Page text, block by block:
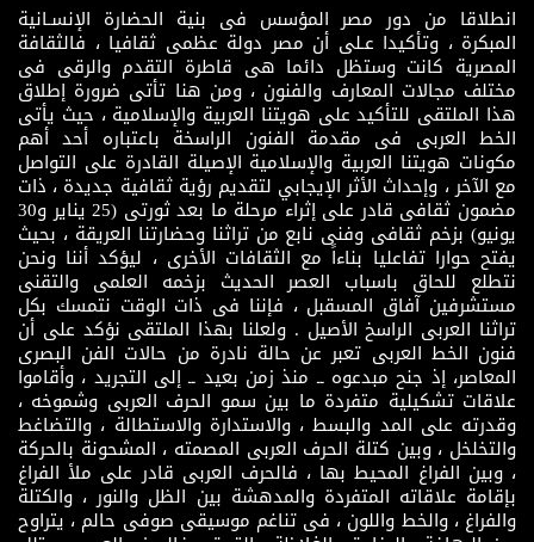
انطلاقا من دور مصر المؤسس فى بنية الحضارة الإنسـانية
المبكرة ، وتأكيدا عـلى أن مصر دولة عظمى ثقافيا ، فالثقافة
المصرية كانت وستظل دائما هى قاطرة التقدم والرقى فى
مختلف مجالات المعارف والفنون ، ومن هنا تأتى ضرورة إطلاق
هذا الملتقى للتأكيد على هويتنا العربية والإسلامية ، حيث يأتى
الخط العربى فى مقدمة الفنون الراسخة باعتباره أحد أهم
مكونات هويتنا العربية والإسلامية الإصيلة القادرة على التواصل
مع الآخر ، وإحداث الأثر الإيجابي لتقديم رؤية ثقافية جديدة ، ذات
مضمون ثقافى قادر على إثراء مرحلة ما بعد ثورتى (25 يناير و30
يونيو) بزخم ثقافى وفنى نابع من تراثنا وحضارتنا العريقة ، بحيث
يفتح حوارا تفاعليا بناءاً مع الثقافات الأخرى ، ليؤكد أننا ونحن
نتطلع للحاق باسباب العصر الحديث بزخمه العلمى والتقنى
مستشرفين آفاق المسقبل ، فإننا فى ذات الوقت نتمسك بكل
تراثنا العربى الراسخ الأصيل . ولعلنا بهذا الملتقى نؤكد على أن
فنون الخط العربى تعبر عن حالة نادرة من حالات الفن البصرى
المعاصر، إذ جنح مبدعوه ــ منذ زمن بعيد ــ إلى التجريد ، وأقاموا
علاقات تشكيلية متفردة ما بين سمو الحرف العربى وشموخه ،
وقدرته على المد والبسط ، والاستدارة والاستطالة ، والتضاغط
والتخلخل ، وبين كتلة الحرف العربى المصمته ، المشحونة بالحركة
، وبين الفراغ المحيط بها ، فالحرف العربى قادر على ملأ الفراغ
بإقامة علاقاته المتفردة والمدهشة بين الظل والنور ، والكتلة
والفراغ ، والخط واللون ، فى تناغم موسيقى صوفى حالم ، يتراوح